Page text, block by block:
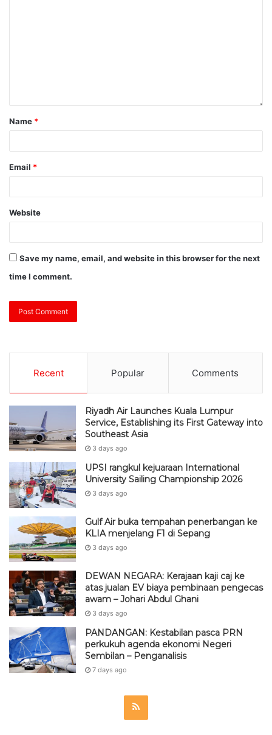
Name *
Email *
Website
Save my name, email, and website in this browser for the next
time I comment.
Recent Popular Comments
Riyadh Air Launches Kuala Lumpur
Service, Establishing its First Gateway into
Southeast Asia
3 days ago
UPSI rangkul kejuaraan International
University Sailing Championship 2026
3 days ago
Gulf Air buka tempahan penerbangan ke
KLIA menjelang F1 di Sepang
3 days ago
DEWAN NEGARA: Kerajaan kaji caj ke
atas jualan EV biaya pembinaan pengecas
awam – Johari Abdul Ghani
3 days ago
PANDANGAN: Kestabilan pasca PRN
perkukuh agenda ekonomi Negeri
Sembilan – Penganalisis
7 days ago